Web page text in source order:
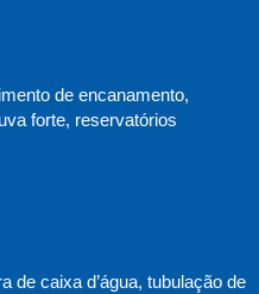
de encanamento,
forte, reservatórios
de caixa d’água, tubulação de